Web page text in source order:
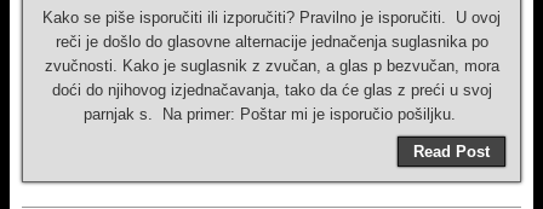
Kako se piše isporučiti ili izporučiti? Pravilno je isporučiti. U ovoj
reči je došlo do glasovne alternacije jednačenja suglasnika po
zvučnosti. Kako je suglasnik z zvučan, a glas p bezvučan, mora
doći do njihovog izjednačavanja, tako da će glas z preći u svoj
parnjak s. Na primer: Poštar mi je isporučio pošilјku.
Read Post